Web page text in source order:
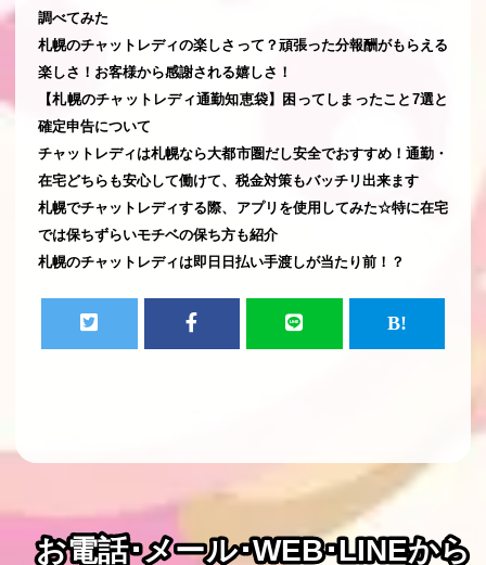
調べてみた
札幌のチャットレディの楽しさって？頑張った分報酬がもらえる
楽しさ！お客様から感謝される嬉しさ！
【札幌のチャットレディ通勤知恵袋】困ってしまったこと7選と
確定申告について
チャットレディは札幌なら大都市圏だし安全でおすすめ！通勤・
在宅どちらも安心して働けて、税金対策もバッチリ出来ます
札幌でチャットレディする際、アプリを使用してみた☆特に在宅
では保ちずらいモチベの保ち方も紹介
札幌のチャットレディは即日日払い手渡しが当たり前！？
お電話･メール･WEB･LINEから
お電話･メール･WEB･LINEから